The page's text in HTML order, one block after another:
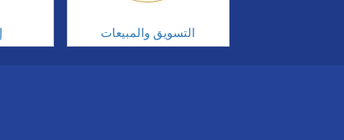
التسويق والمبيعات